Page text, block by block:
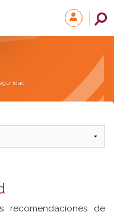
recomendaciones de